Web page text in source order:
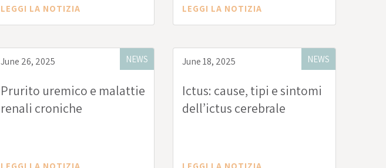
LEGGI LA NOTIZIA LEGGI LA NOTIZIA
NEWS
June 26, 2025
Prurito uremico e malattie
renali croniche
NEWS
June 18, 2025
Ictus: cause, tipi e sintomi
dell’ictus cerebrale